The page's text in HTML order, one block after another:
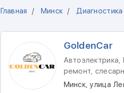
Главная Минск
GoldenCar
Автоэлектрика,
ремонт,
Минск, улица